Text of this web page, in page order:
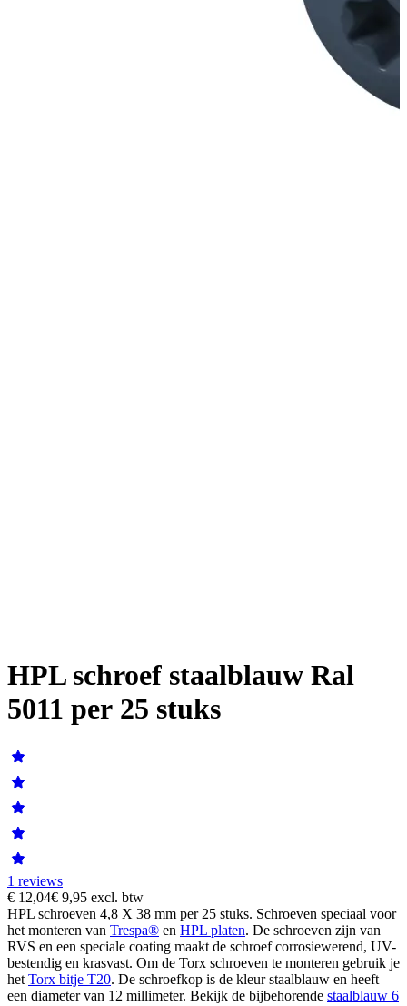
HPL schroef staalblauw Ral
5011 per 25 stuks
1 reviews
€ 12,04€ 9,95 excl. btw
HPL schroeven 4,8 X 38 mm per 25 stuks. Schroeven speciaal voor
het monteren van Trespa® en HPL platen. De schroeven zijn van
RVS en een speciale coating maakt de schroef corrosiewerend, UV-
bestendig en krasvast. Om de Torx schroeven te monteren gebruik je
het Torx bitje T20. De schroefkop is de kleur staalblauw en heeft
een diameter van 12 millimeter. Bekijk de bijbehorende staalblauw 6